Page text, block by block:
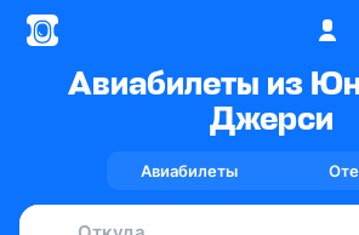
Авиабилеты из
Джерси
Авиабилеты